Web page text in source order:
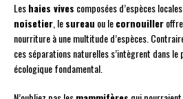
Leshaies vives composées d’espèces
noisetier , lesureau ou lecornouiller
nourriture à une multitude d’espèces.
ces séparations naturelles s’intègrent dans le
écologique fondamental.